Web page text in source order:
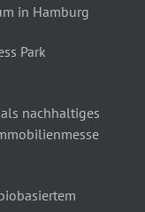
in Hamburg
Park
nachhaltiges